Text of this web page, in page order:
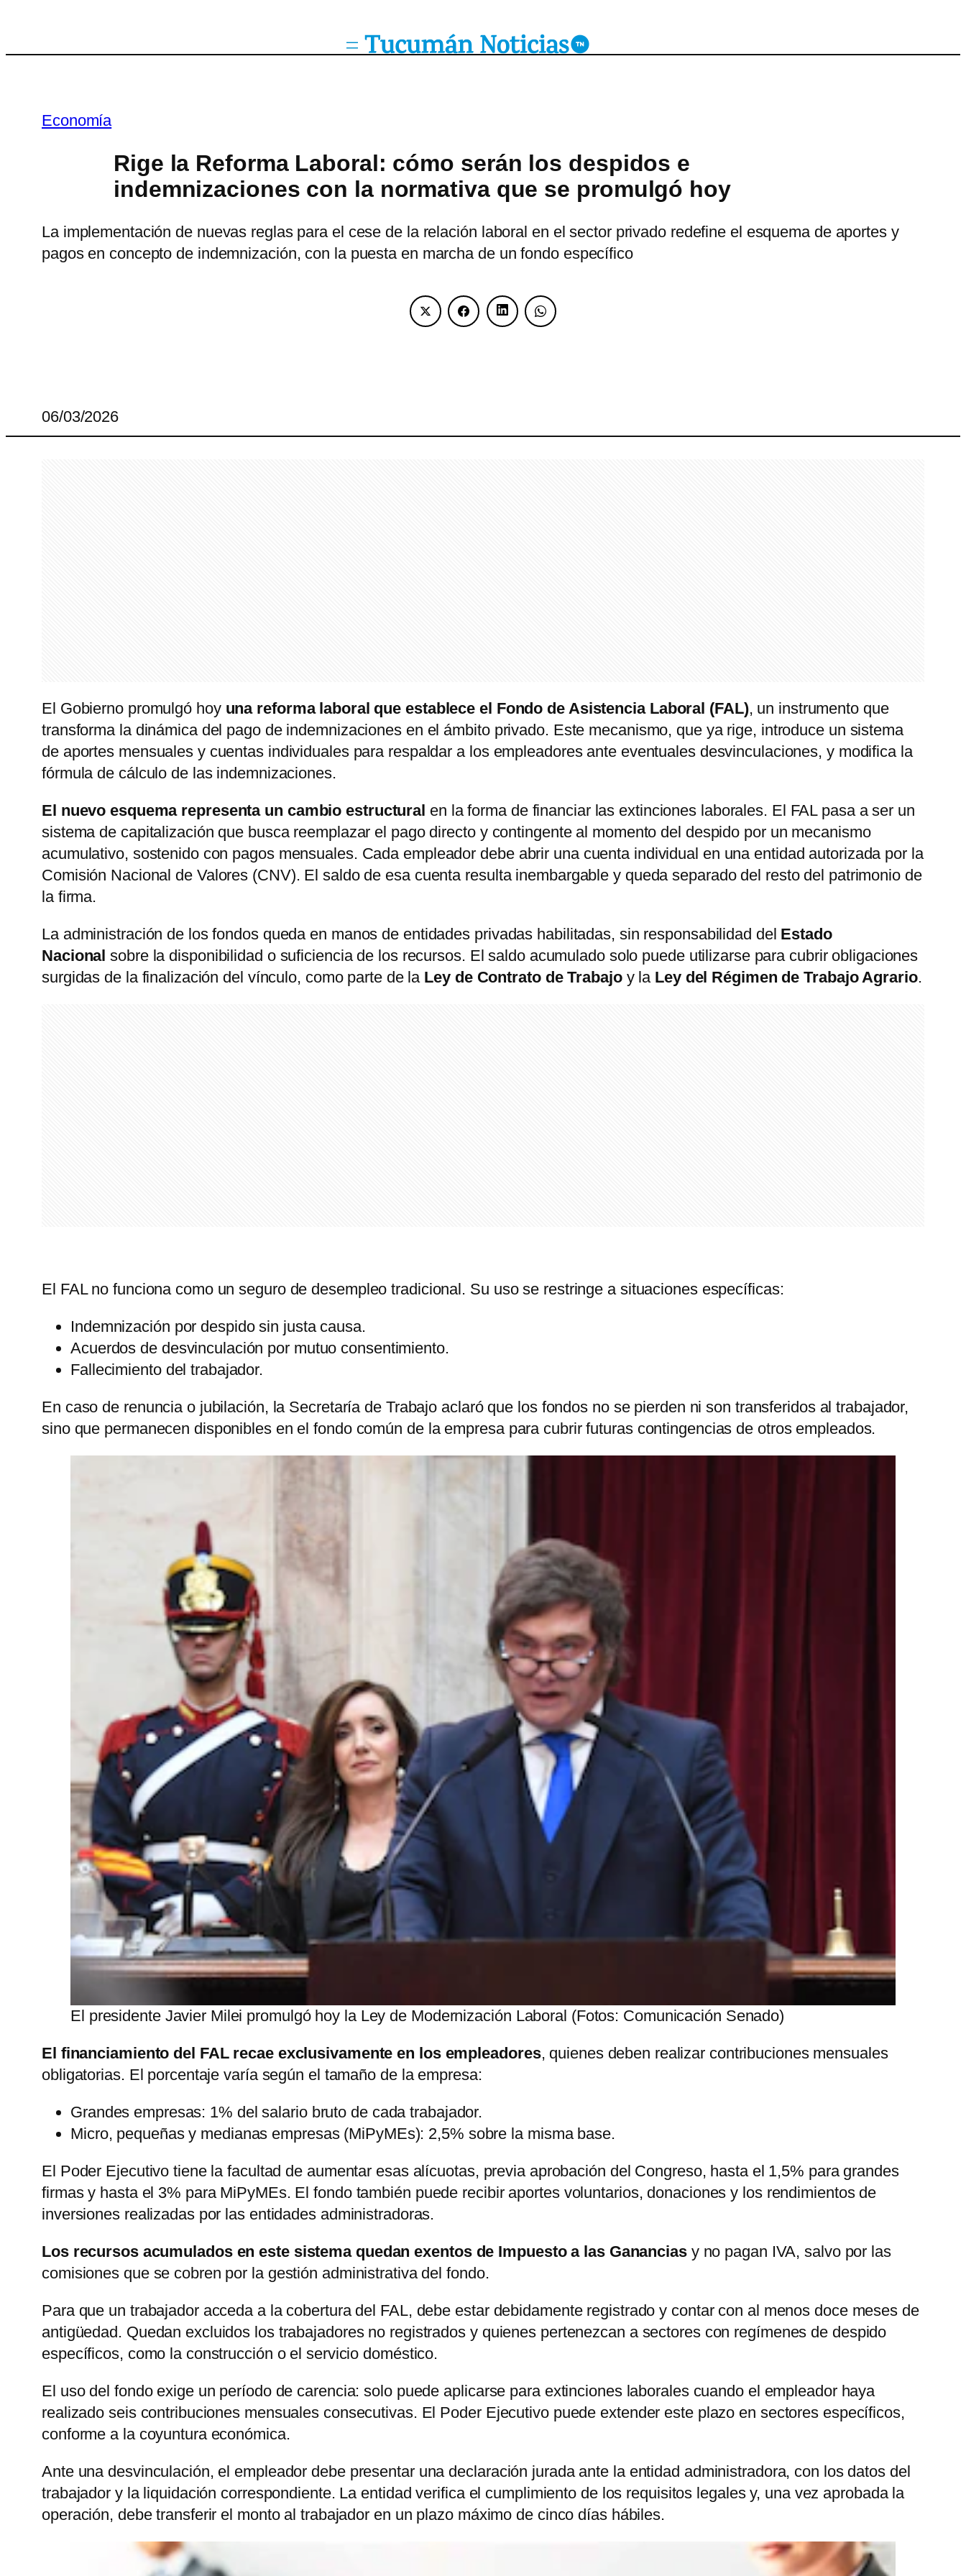
Economía
Rige la Reforma Laboral: cómo serán los despidos e
indemnizaciones con la normativa que se promulgó hoy
La implementación de nuevas reglas para el cese de la relación laboral en el sector privado redefine el esquema de aportes y
pagos en concepto de indemnización, con la puesta en marcha de un fondo específico
06/03/2026
El Gobierno promulgó hoy una reforma laboral que establece el Fondo de Asistencia Laboral (FAL), un instrumento que
transforma la dinámica del pago de indemnizaciones en el ámbito privado. Este mecanismo, que ya rige, introduce un sistema
de aportes mensuales y cuentas individuales para respaldar a los empleadores ante eventuales desvinculaciones, y modifica la
fórmula de cálculo de las indemnizaciones.
El nuevo esquema representa un cambio estructural en la forma de financiar las extinciones laborales. El FAL pasa a ser un
sistema de capitalización que busca reemplazar el pago directo y contingente al momento del despido por un mecanismo
acumulativo, sostenido con pagos mensuales. Cada empleador debe abrir una cuenta individual en una entidad autorizada por la
Comisión Nacional de Valores (CNV). El saldo de esa cuenta resulta inembargable y queda separado del resto del patrimonio de
la firma.
La administración de los fondos queda en manos de entidades privadas habilitadas, sin responsabilidad del Estado
Nacional sobre la disponibilidad o suficiencia de los recursos. El saldo acumulado solo puede utilizarse para cubrir obligaciones
surgidas de la finalización del vínculo, como parte de la Ley de Contrato de Trabajoy la Ley del Régimen de Trabajo Agrario.
El FAL no funciona como un seguro de desempleo tradicional. Su uso se restringe a situaciones específicas:
Indemnización por despido sin justa causa.
Acuerdos de desvinculación por mutuo consentimiento.
Fallecimiento del trabajador.
En caso de renuncia o jubilación, la Secretaría de Trabajo aclaró que los fondos no se pierden ni son transferidos al trabajador,
sino que permanecen disponibles en el fondo común de la empresa para cubrir futuras contingencias de otros empleados.
El presidente Javier Milei promulgó hoy la Ley de Modernización Laboral (Fotos: Comunicación Senado)
El financiamiento del FAL recae exclusivamente en los empleadores, quienes deben realizar contribuciones mensuales
obligatorias. El porcentaje varía según el tamaño de la empresa:
Grandes empresas: 1% del salario bruto de cada trabajador.
Micro, pequeñas y medianas empresas (MiPyMEs): 2,5% sobre la misma base.
El Poder Ejecutivo tiene la facultad de aumentar esas alícuotas, previa aprobación del Congreso, hasta el 1,5% para grandes
firmas y hasta el 3% para MiPyMEs. El fondo también puede recibir aportes voluntarios, donaciones y los rendimientos de
inversiones realizadas por las entidades administradoras.
Los recursos acumulados en este sistema quedan exentos de Impuesto a las Gananciasy no pagan IVA, salvo por las
comisiones que se cobren por la gestión administrativa del fondo.
Para que un trabajador acceda a la cobertura del FAL, debe estar debidamente registrado y contar con al menos doce meses de
antigüedad. Quedan excluidos los trabajadores no registrados y quienes pertenezcan a sectores con regímenes de despido
específicos, como la construcción o el servicio doméstico.
El uso del fondo exige un período de carencia: solo puede aplicarse para extinciones laborales cuando el empleador haya
realizado seis contribuciones mensuales consecutivas. El Poder Ejecutivo puede extender este plazo en sectores específicos,
conforme a la coyuntura económica.
Ante una desvinculación, el empleador debe presentar una declaración jurada ante la entidad administradora, con los datos del
trabajador y la liquidación correspondiente. La entidad verifica el cumplimiento de los requisitos legales y, una vez aprobada la
operación, debe transferir el monto al trabajador en un plazo máximo de cinco días hábiles.